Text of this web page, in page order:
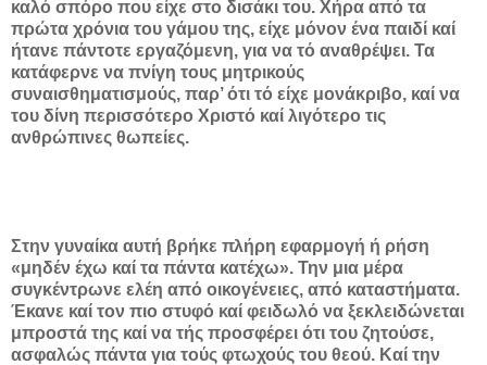
καλό σπόρο που είχε στο δισάκι του. Χήρα από τα
πρώτα χρόνια του γάμου της, είχε μόνον ένα παιδί καί
ήτανε πάντοτε εργαζόμενη, για να τό αναθρέψει. Τα
κατάφερνε να πνίγη τους μητρικούς
συναισθηματισμούς, παρ’ ότι τό είχε μονάκριβο, καί να
του δίνη περισσότερο Χριστό καί λιγότερο τις
ανθρώπινες θωπείες.
Στην γυναίκα αυτή βρήκε πλήρη εφαρμογή ή ρήση
«μηδέν έχω καί τα πάντα κατέχω». Την μια μέρα
συγκέντρωνε ελέη από οικογένειες, από καταστήματα.
Έκανε καί τον πιο στυφό καί φειδωλό να ξεκλειδώνεται
μπροστά της καί να τής προσφέρει ότι του ζητούσε,
ασφαλώς πάντα για τούς φτωχούς του θεού. Καί την